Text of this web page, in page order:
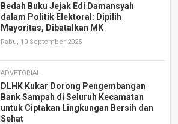
Bedah Buku Jejak Edi Damansyah
dalam Politik Elektoral: Dipilih
Mayoritas, Dibatalkan MK
Rabu, 10 September 2025
ADVETORIAL
DLHK Kukar Dorong Pengembangan
Bank Sampah di Seluruh Kecamatan
untuk Ciptakan Lingkungan Bersih dan
Sehat